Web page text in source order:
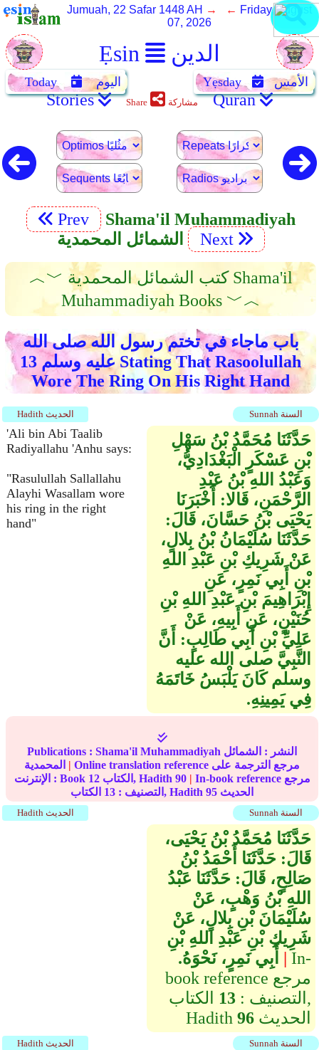
Ẹsin الدين
Jumuah, 22 Safar 1448 AH → ← Friday, August
07, 2026
Today اليوم Yẹsday الأمس
Stories Share مشاركة Quran
Prev
Shama'il Muhammadiyah
الشمائل المحمدية
Next
︿﹀ كتب الشمائل المحمدية Shama'il
Muhammadiyah Books ﹀︿
باب ماجاء في تختم رسول الله صلى الله
عليه وسلم 13 Stating That Rasoolullah
Wore The Ring On His Right Hand
Sunnah السنة Hadith الحديث
'Ali bin Abi Taalib
Radiyallahu 'Anhu says:
"Rasulullah Sallallahu
Alayhi Wasallam wore
his ring in the right
hand"
حَدَّثَنَا مُحَمَّدُ بْنُ سَهْلِ
بْنِ عَسْكَرٍ الْبَغْدَادِيُّ،
وَعَبْدُ اللهِ بْنُ عَبْدِ
الرَّحْمَنِ، قَالا‏:‏ أَخْبَرَنَا
يَحْيَى بْنُ حَسَّانَ، قَالَ‏:‏
حَدَّثَنَا سُلَيْمَانُ بْنُ بِلالٍ،
عَنْ شَرِيكِ بْنِ عَبْدِ اللهِ
بْنِ أَبِي نَمِرٍ، عَنِ
إِبْرَاهِيمَ بْنِ عَبْدِ اللهِ بْنِ
حُنَيْنٍ، عَنِ أَبِيهِ، عَنْ
عَلِيِّ بْنِ أَبِي طَالِبٍ‏:‏ أَنَّ
النَّبِيَّ صلى الله عليه
وسلم كَانَ يَلْبَسُ خَاتَمَهُ
فِي يَمِينِهِ‏.‏
Publications : Shama'il Muhammadiyah النشر : الشمائل
المحمدية | Online translation reference مرجع الترجمة على
الإنترنت : Book 12 الكتاب, Hadith 90 | In-book reference مرجع
التصنيف : 13 الكتاب, Hadith 95 الحديث
Sunnah السنة Hadith الحديث
حَدَّثَنَا مُحَمَّدُ بْنُ يَحْيَى،
قَالَ‏:‏ حَدَّثَنَا أَحْمَدُ بْنُ
صَالِحٍ، قَالَ‏:‏ حَدَّثَنَا عَبْدُ
اللهِ بْنُ وَهْبٍ، عَنْ
سُلَيْمَانَ بْنِ بِلالٍ، عَنْ
شَرِيكِ بْنِ عَبْدِ اللهِ بْنِ
أَبِي نَمِرٍ، نَحْوَهُ‏.‏ | In-
book reference مرجع
التصنيف : 13 الكتاب,
Hadith 96 الحديث
Sunnah السنة Hadith الحديث